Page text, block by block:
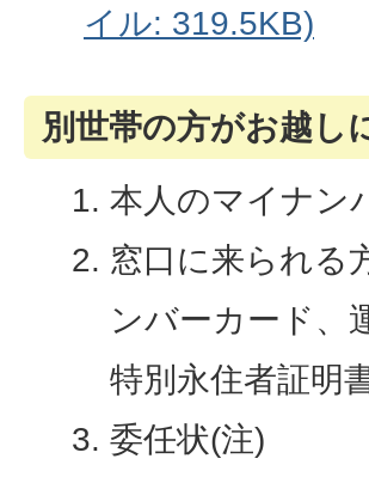
イル: 319.5KB)
別世帯の方がお越し
本人のマイナン
窓口に来られる
ンバーカード、
特別永住者証明
委任状(注)